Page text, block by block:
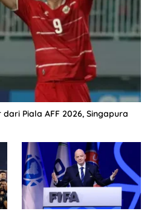
Piala AFF 2026, Singapura